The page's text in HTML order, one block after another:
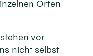
Orten
vor
nicht selbst